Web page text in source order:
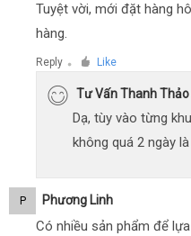
Tuyệt vời, mới đặt hàng
hàng.
Reply ● Like
Tư Vấn Thanh Thảo
Dạ, tùy vào từng
không quá 2 ngày
P Phương Linh
Có nhiều sản phẩm để